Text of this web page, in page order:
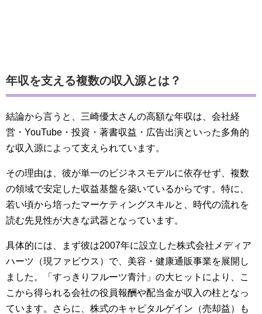
年収を支える複数の収入源とは？
結論から言うと、三崎優太さんの高額な年収は、会社経
営・YouTube・投資・著書収益・広告出演といった多角的
な収入源によって支えられています。
その理由は、彼が単一のビジネスモデルに依存せず、複数
の領域で安定した収益基盤を築いているからです。特に、
若い頃から培ったマーケティングスキルと、時代の流れを
読む先見性が大きな武器となっています。
具体的には、まず彼は2007年に設立した株式会社メディア
ハーツ（現ファビウス）で、美容・健康通販事業を展開し
ました。「すっきりフルーツ青汁」の大ヒットにより、こ
こから得られる会社の役員報酬や配当金が収入の柱となっ
ています。さらに、株式のキャピタルゲイン（売却益）も